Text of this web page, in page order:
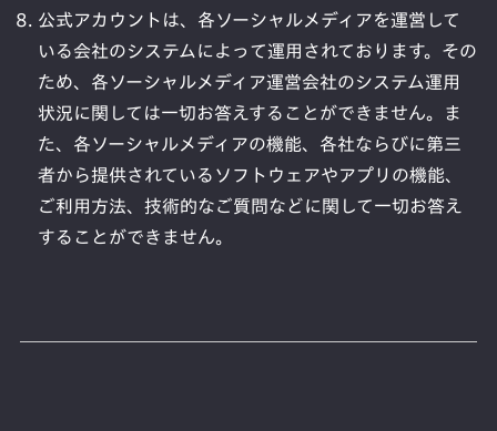
公式アカウントは、各ソーシャルメディアを運営して
いる会社のシステムによって運用されております。その
ため、各ソーシャルメディア運営会社のシステム運用
状況に関しては一切お答えすることができません。ま
た、各ソーシャルメディアの機能、各社ならびに第三
者から提供されているソフトウェアやアプリの機能、
ご利用方法、技術的なご質問などに関して一切お答え
することができません。